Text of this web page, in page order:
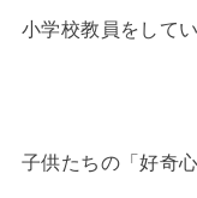
小学校教員をして
子供たちの「好奇